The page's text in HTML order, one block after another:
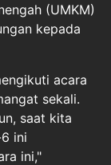
(UMKM)
kepada
acara
sekali.
saat kita
ini
ini,"